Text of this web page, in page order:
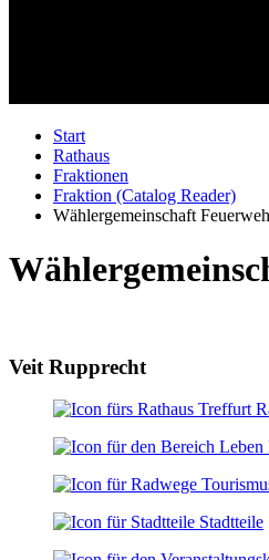
Start
Rathaus
Fraktionen
Fraktion (Catalog Reader)
Wählergemeinschaft
Veit Rupprecht
Stadtteile